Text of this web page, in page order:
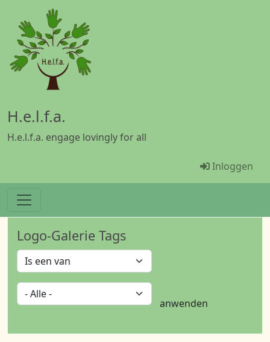
Overslaan en naar de inhoud gaan
H.e.l.f.a.
H.e.l.f.a. engage lovingly for all
Menü
Inloggen
Logo-Galerie Tags
Operator
anwenden